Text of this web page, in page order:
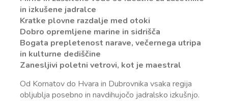
in izkušene jadralce
Kratke plovne razdalje med otoki
Dobro opremljene marine in sidrišča
Bogata prepletenost narave, večernega utripa
in kulturne dediščine
Zanesljivi poletni vetrovi, kot je maestral
Od Kornatov do Hvara in Dubrovnika vsaka regija
obljublja posebno in navdihujočo jadralsko izkušnjo.